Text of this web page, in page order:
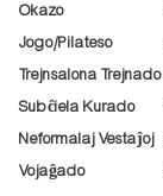
Okazo
Jogo/Pilateso
Trejnsalona Trejnado
Subĉiela Kurado
Neformalaj Vestaĵoj
Vojaĝado